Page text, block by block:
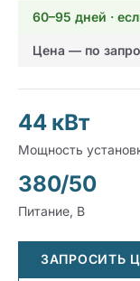
60–95 дней ·
Цена — по
44 кВт
Мощность
380/50
Питание, В
ЗАПРОСИТЬ